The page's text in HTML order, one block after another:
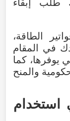
طلب إبقاء
الطاقة،
في المقام
يوفرها، كما
والمنح
استخدام